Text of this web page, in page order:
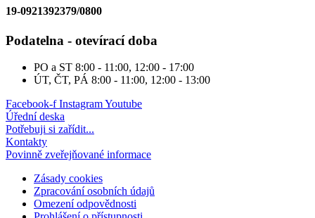
19-0921392379/0800
Podatelna - otevírací doba
PO a ST 8:00 - 11:00, 12:00 - 17:00
ÚT, ČT, PÁ 8:00 - 11:00, 12:00 - 13:00
Facebook-f InstagramYoutube
Úřední deska
Potřebuji si zařídit...
Kontakty
Povinně zveřejňované informace
Zásady cookies
Zpracování osobních údajů
Omezení odpovědnosti